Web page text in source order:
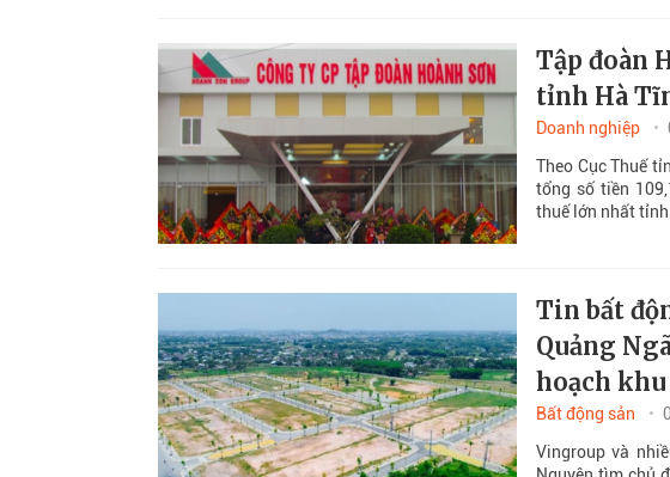
Tập đoàn
tỉnh Hà
Doanh nghiệp
Theo Cục Thuế
tổng số tiền
thuế lớn nhất
Tin bất
Quảng
hoạch
Bất động sản
Vingroup và